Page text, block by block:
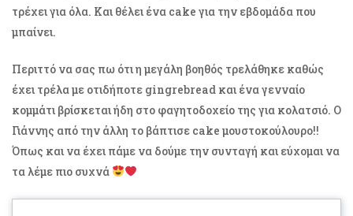
τρέχει για όλα. Και θέλει ένα cake για την εβδομάδα που
μπαίνει.
Περιττό να σας πω ότι η μεγάλη βοηθός τρελάθηκε καθώς
έχει τρέλα με οτιδήποτε gingrebread και ένα γενναίο
κομμάτι βρίσκεται ήδη στο φαγητοδοχείο της για κολατσιό. Ο
Γιάννης από την άλλη το βάπτισε cake μουστοκούλουρο!!
Όπως και να έχει πάμε να δούμε την συνταγή και εύχομαι να
τα λέμε πιο συχνά